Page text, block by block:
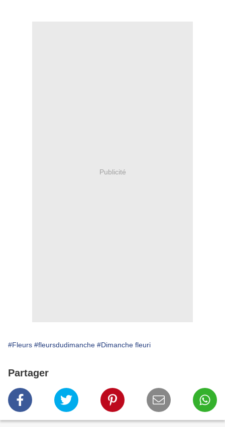
Publicité
#Fleurs #fleursdudimanche #Dimanche fleuri
Partager